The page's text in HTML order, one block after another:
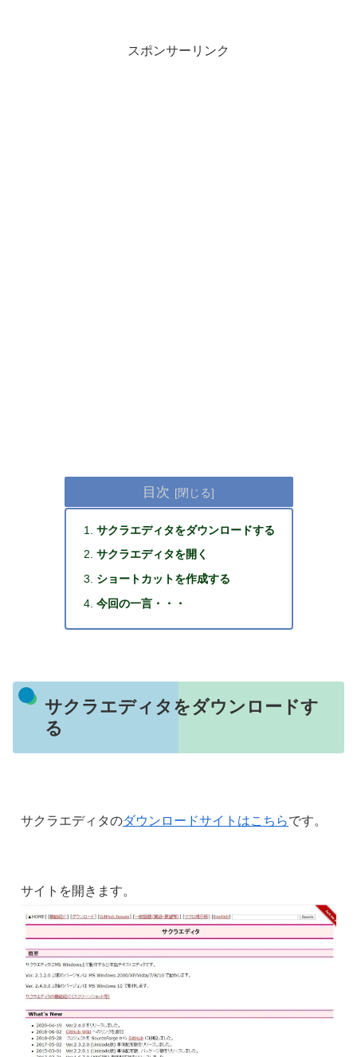
スポンサーリンク
目次
サクラエディタをダウンロードする
サクラエディタを開く
ショートカットを作成する
今回の一言・・・
サクラエディタをダウンロードす
る
サクラエディタのダウンロードサイトはこちらです。
サイトを開きます。